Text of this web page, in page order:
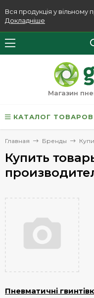
Вся продукція у
Докладніше
Магазин
КАТАЛОГ ТОВАРОВ
Главная Бренды
Купить
Пневматичні